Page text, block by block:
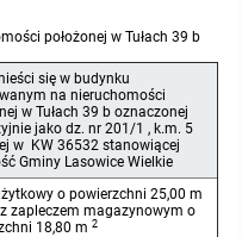
ochrony powietrza
Wielkie
przestrzennego
położonej w Tułach 39 b
się w budynku
na nieruchomości
w Tułach 39 b oznaczonej
jako dz. nr 201/1 , k.m. 5
w KW 36532 stanowiącej
Gminy Lasowice Wielkie
o powierzchni 25,00 m
zapleczem magazynowym o
18,80 m2